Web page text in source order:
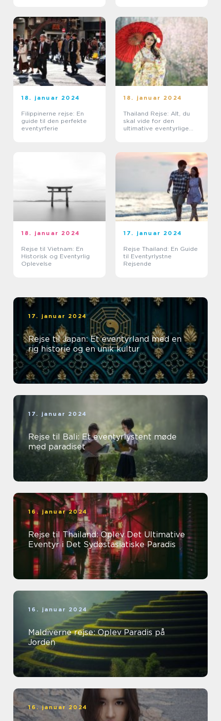
18. januar 2024
Filippinerne rejse: En
guide til den perfekte
eventyrferie
18. januar 2024
Thailand Rejse: Alt, du
skal vide for den
ultimative eventyrlige
18. januar 2024
Rejse til Vietnam: En
Historisk og Eventyrlig
Oplevelse
17. januar 2024
Rejse Thailand: En Guide
til Eventyrlystne
Rejsende
17. januar 2024
Rejse til Japan: Et eventyrland med en
rig historie og en unik kultur
17. januar 2024
Rejse til Bali: Et eventyrlystent møde
med paradiset
16. januar 2024
Rejse til Thailand: Oplev Det Ultimative
Eventyr i Det Sydøstasiatiske Paradis
16. januar 2024
Maldiverne rejse: Oplev Paradis på
Jorden
16. januar 2024